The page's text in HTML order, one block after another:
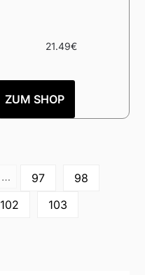
21.49€
ZUM SHOP
… 97
98
102
103